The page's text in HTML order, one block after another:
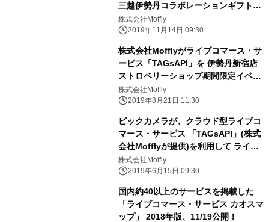
三越伊勢丹コラボレーションギフト発
表会」に提供
株式会社Moffly
2019年11月14日 09:30
株式会社Mofflyがライブコマース・サ
ービス「TAGsAPI」を 伊勢丹新宿店
ストロベリーショップ期間限定イベン
トに提供 店舗と自社ECサイトの区
別のないシームレスな顧客接点を創出
株式会社Moffly
2019年8月21日 11:30
ビックカメラが、クラウド型ライブコ
マース・サービス 「TAGsAPI」(株式
会社Mofflyが提供)を利用して ライブ
コマースを実施
株式会社Moffly
2019年6月15日 09:30
国内約40以上のサービスを掲載した
「ライブコマース・サービス カオスマ
ップ」 2018年版、11/19公開！